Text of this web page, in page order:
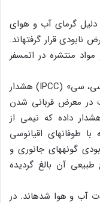
دلیل گرمای آب و هوای
قرار گرفته‏اند.
مواد منتشره در اتمسفر
شورای بین‏المللی تغییر آب و هوا «آی، پی، سی، سی» (IPCC) هشدار
در معرض قربانی شدن
داده که نیمی از
طوفان‏های اقیانوسی
گونه‏های جانوری و
۱۰۰ تا ۱۰۰۰ برابر نرخ طبیعی آن بالغ گردیده
آب و هوا شده‏اند. در